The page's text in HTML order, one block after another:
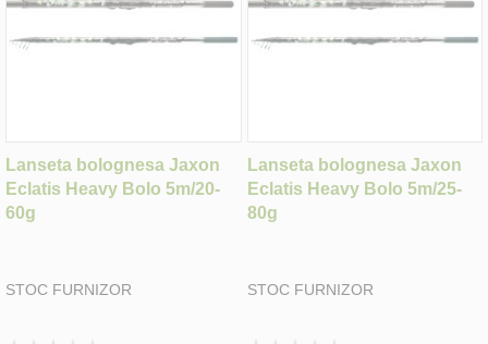
Lanseta bolognesa Jaxon
Eclatis Heavy Bolo 5m/20-
60g
STOC FURNIZOR
Lanseta bolognesa Jaxon
Eclatis Heavy Bolo 5m/25-
80g
STOC FURNIZOR